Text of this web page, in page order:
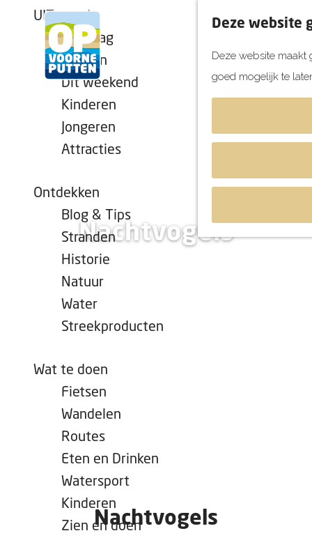
Deze website
Deze website
goed mogelijk te
r
a
UITagenda
Vandaag
Morgen
Dit weekend
Kinderen
Jongeren
Attracties
Ontdekken
Blog & Tips
Stranden
Historie
Natuur
Water
Streekproducten
Wat te doen
Fietsen
Wandelen
Routes
Eten en Drinken
Watersport
Kinderen
Zien en doen
Nachtvogels
Nachtvogels